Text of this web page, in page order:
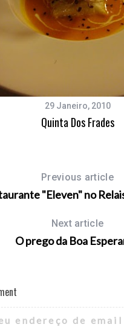
29 Janeiro, 2010
Quinta Dos Frades
Previous article
"Eleven" no
Next article
O prego da Boa
endereço de